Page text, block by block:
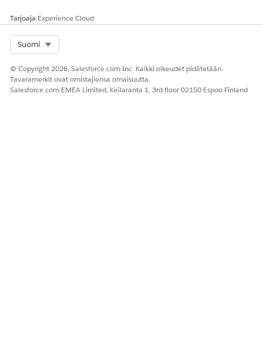
Tarjoaja Experience Cloud
Suomi
© Copyright 2026, Salesforce.com Inc. Kaikki oikeudet pidätetään.
Tavaramerkit ovat omistajiensa omaisuutta.
Salesforce.com EMEA Limited, Keilaranta 1, 3rd floor 02150 Espoo Finland